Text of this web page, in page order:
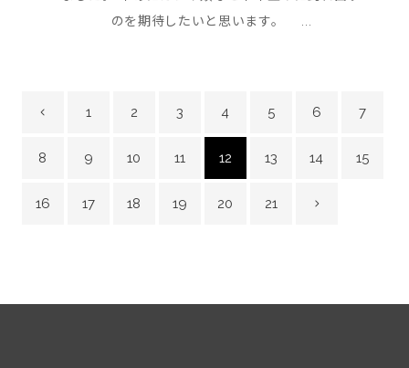
のを期待したいと思います。 ...
1 2 3 4 5 6 7
8 9 10 11 12 13 14 15
16 17 18 19 20 21